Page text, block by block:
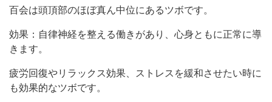
百会は頭頂部のほぼ真ん中位にあるツボです。
効果：自律神経を整える働きがあり、心身ともに正常に導
きます。
疲労回復やリラックス効果、ストレスを緩和させたい時に
も効果的なツボです。